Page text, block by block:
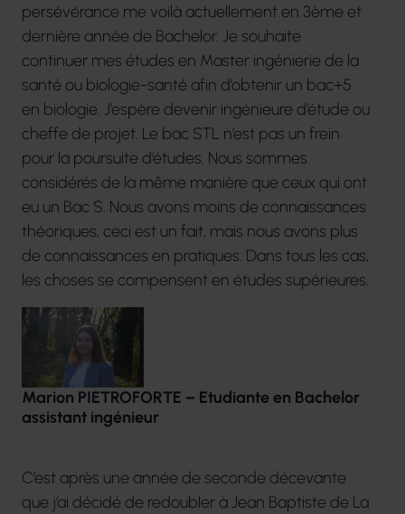
persévérance me voilà actuellement en 3ème et
dernière année de Bachelor. Je souhaite
continuer mes études en Master ingénierie de la
santé ou biologie-santé afin d’obtenir un bac+5
en biologie. J’espère devenir ingénieure d’étude ou
cheffe de projet. Le bac STL n’est pas un frein
pour la poursuite d’études. Nous sommes
considérés de la même manière que ceux qui ont
eu un Bac S. Nous avons moins de connaissances
théoriques, ceci est un fait, mais nous avons plus
de connaissances en pratiques. Dans tous les cas,
les choses se compensent en études supérieures.
Marion PIETROFORTE – Etudiante en Bachelor
assistant ingénieur
C’est après une année de seconde décevante
que j’ai décidé de redoubler à Jean Baptiste de La